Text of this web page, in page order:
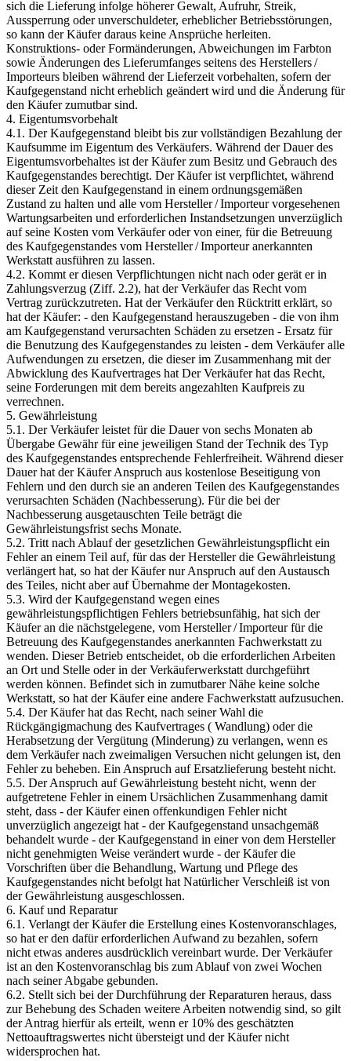
sich die Lieferung infolge höherer Gewalt, Aufruhr, Streik,
Aussperrung oder unverschuldeter, erheblicher Betriebsstörungen,
so kann der Käufer daraus keine Ansprüche herleiten.
Konstruktions- oder Formänderungen, Abweichungen im Farbton
sowie Änderungen des Lieferumfanges seitens des Herstellers /
Importeurs bleiben während der Lieferzeit vorbehalten, sofern der
Kaufgegenstand nicht erheblich geändert wird und die Änderung für
den Käufer zumutbar sind.
4. Eigentumsvorbehalt
4.1. Der Kaufgegenstand bleibt bis zur vollständigen Bezahlung der
Kaufsumme im Eigentum des Verkäufers. Während der Dauer des
Eigentumsvorbehaltes ist der Käufer zum Besitz und Gebrauch des
Kaufgegenstandes berechtigt. Der Käufer ist verpflichtet, während
dieser Zeit den Kaufgegenstand in einem ordnungsgemäßen
Zustand zu halten und alle vom Hersteller / Importeur vorgesehenen
Wartungsarbeiten und erforderlichen Instandsetzungen unverzüglich
auf seine Kosten vom Verkäufer oder von einer, für die Betreuung
des Kaufgegenstandes vom Hersteller / Importeur anerkannten
Werkstatt ausführen zu lassen.
4.2. Kommt er diesen Verpflichtungen nicht nach oder gerät er in
Zahlungsverzug (Ziff. 2.2), hat der Verkäufer das Recht vom
Vertrag zurückzutreten. Hat der Verkäufer den Rücktritt erklärt, so
hat der Käufer: - den Kaufgegenstand herauszugeben - die von ihm
am Kaufgegenstand verursachten Schäden zu ersetzen - Ersatz für
die Benutzung des Kaufgegenstandes zu leisten - dem Verkäufer alle
Aufwendungen zu ersetzen, die dieser im Zusammenhang mit der
Abwicklung des Kaufvertrages hat Der Verkäufer hat das Recht,
seine Forderungen mit dem bereits angezahlten Kaufpreis zu
verrechnen.
5. Gewährleistung
5.1. Der Verkäufer leistet für die Dauer von sechs Monaten ab
Übergabe Gewähr für eine jeweiligen Stand der Technik des Typ
des Kaufgegenstandes entsprechende Fehlerfreiheit. Während dieser
Dauer hat der Käufer Anspruch aus kostenlose Beseitigung von
Fehlern und den durch sie an anderen Teilen des Kaufgegenstandes
verursachten Schäden (Nachbesserung). Für die bei der
Nachbesserung ausgetauschten Teile beträgt die
Gewährleistungsfrist sechs Monate.
5.2. Tritt nach Ablauf der gesetzlichen Gewährleistungspflicht ein
Fehler an einem Teil auf, für das der Hersteller die Gewährleistung
verlängert hat, so hat der Käufer nur Anspruch auf den Austausch
des Teiles, nicht aber auf Übernahme der Montagekosten.
5.3. Wird der Kaufgegenstand wegen eines
gewährleistungspflichtigen Fehlers betriebsunfähig, hat sich der
Käufer an die nächstgelegene, vom Hersteller / Importeur für die
Betreuung des Kaufgegenstandes anerkannten Fachwerkstatt zu
wenden. Dieser Betrieb entscheidet, ob die erforderlichen Arbeiten
an Ort und Stelle oder in der Verkäuferwerkstatt durchgeführt
werden können. Befindet sich in zumutbarer Nähe keine solche
Werkstatt, so hat der Käufer eine andere Fachwerkstatt aufzusuchen.
5.4. Der Käufer hat das Recht, nach seiner Wahl die
Rückgängigmachung des Kaufvertrages ( Wandlung) oder die
Herabsetzung der Vergütung (Minderung) zu verlangen, wenn es
dem Verkäufer nach zweimaligen Versuchen nicht gelungen ist, den
Fehler zu beheben. Ein Anspruch auf Ersatzlieferung besteht nicht.
5.5. Der Anspruch auf Gewährleistung besteht nicht, wenn der
aufgetretene Fehler in einem Ursächlichen Zusammenhang damit
steht, dass - der Käufer einen offenkundigen Fehler nicht
unverzüglich angezeigt hat - der Kaufgegenstand unsachgemäß
behandelt wurde - der Kaufgegenstand in einer von dem Hersteller
nicht genehmigten Weise verändert wurde - der Käufer die
Vorschriften über die Behandlung, Wartung und Pflege des
Kaufgegenstandes nicht befolgt hat Natürlicher Verschleiß ist von
der Gewährleistung ausgeschlossen.
6. Kauf und Reparatur
6.1. Verlangt der Käufer die Erstellung eines Kostenvoranschlages,
so hat er den dafür erforderlichen Aufwand zu bezahlen, sofern
nicht etwas anderes ausdrücklich vereinbart wurde. Der Verkäufer
ist an den Kostenvoranschlag bis zum Ablauf von zwei Wochen
nach seiner Abgabe gebunden.
6.2. Stellt sich bei der Durchführung der Reparaturen heraus, dass
zur Behebung des Schaden weitere Arbeiten notwendig sind, so gilt
der Antrag hierfür als erteilt, wenn er 10% des geschätzten
Nettoauftragswertes nicht übersteigt und der Käufer nicht
widersprochen hat.